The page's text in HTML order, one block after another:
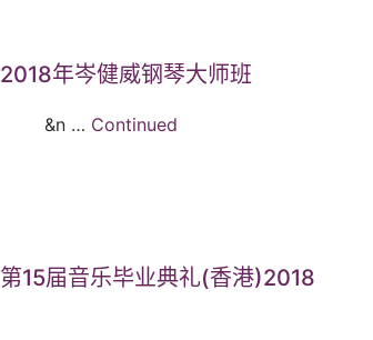
2018年岑健威钢琴大师班
&n … Continued
第15届音乐毕业典礼(香港)2018